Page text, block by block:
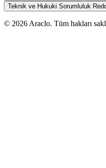
Teknik ve Hukuki Sorumluluk
© 2026 Araclo. Tüm hakları